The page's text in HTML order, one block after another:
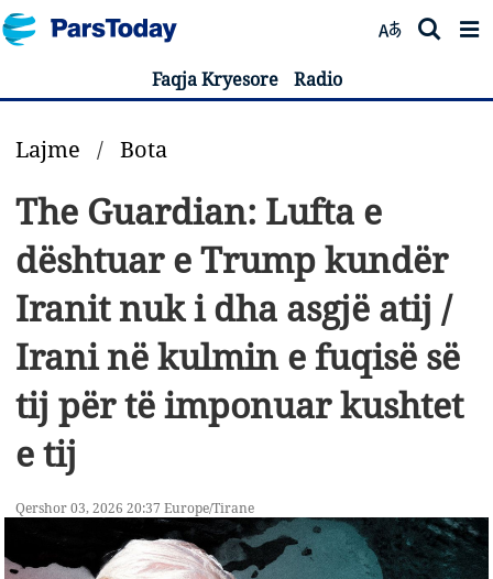
Faqja Kryesore Radio
Lajme / Bota
The Guardian: Lufta e
dështuar e Trump kundër
Iranit nuk i dha asgjë atij /
Irani në kulmin e fuqisë së
tij për të imponuar kushtet
e tij
Qershor 03, 2026 20:37 Europe/Tirane